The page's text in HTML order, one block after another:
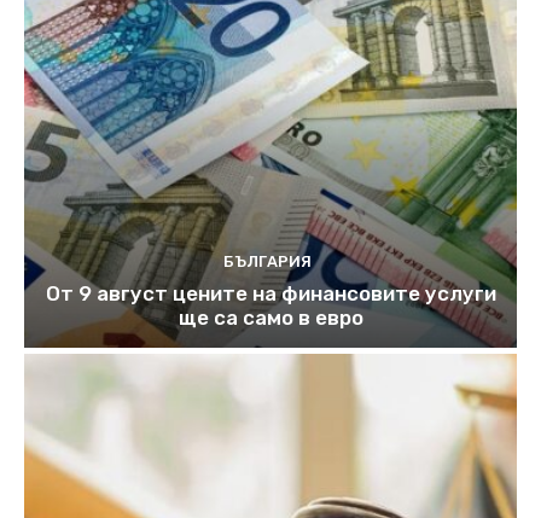
БЪЛГАРИЯ
От 9 август цените на финансовите услуги
ще са само в евро